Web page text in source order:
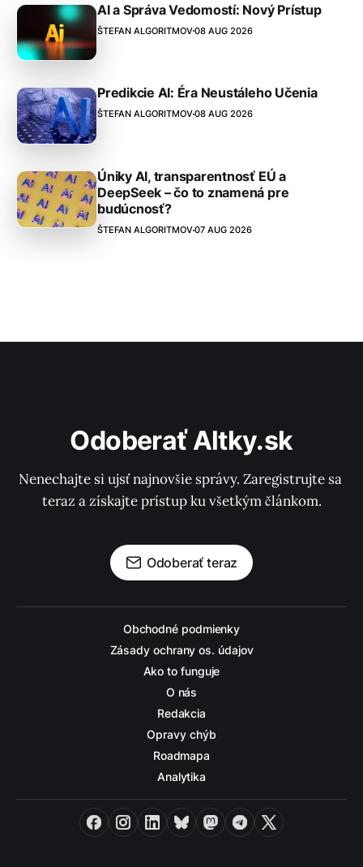
AI a Správa Vedomostí: Nový Prístup
ŠTEFAN ALGORITMOV08 AUG 2026
Predikcie AI: Éra Neustáleho Učenia
ŠTEFAN ALGORITMOV08 AUG 2026
Úniky AI, transparentnosť EÚ a
DeepSeek – čo to znamená pre
budúcnosť?
ŠTEFAN ALGORITMOV07 AUG 2026
Odoberať Altky.sk
Nenechajte si ujsť najnovšie správy. Zaregistrujte sa
teraz a získajte prístup ku všetkým článkom.
Odoberať teraz
Obchodné podmienky
Zásady ochrany os. údajov
Ako to funguje
O nás
Redakcia
Opravy chýb
Roadmapa
Analytika
FacebookInstagramLinkedInBlueskyMastodon
Telegram
X